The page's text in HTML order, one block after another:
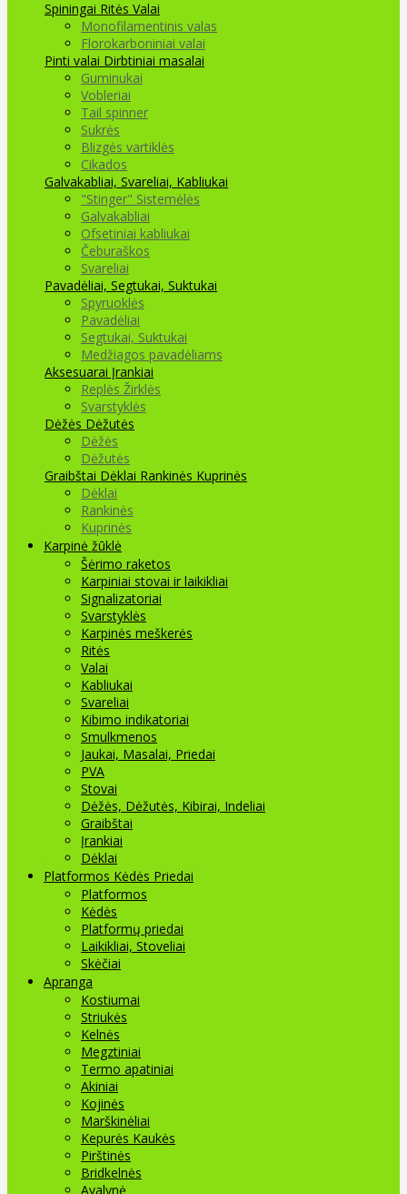
Spiningai Ritės Valai
Monofilamentinis valas
Florokarboniniai valai
Pinti valai Dirbtiniai masalai
Guminukai
Vobleriai
Tail spinner
Sukrės
Blizgės vartiklės
Cikados
Galvakabliai, Svareliai, Kabliukai
"Stinger" Sistemėlės
Galvakabliai
Ofsetiniai kabliukai
Čeburaškos
Svareliai
Pavadėliai, Segtukai, Suktukai
Spyruoklės
Pavadėliai
Segtukai, Suktukai
Medžiagos pavadėliams
Aksesuarai Įrankiai
Replės Žirklės
Svarstyklės
Dėžės Dėžutės
Dėžės
Dėžutės
Graibštai Dėklai Rankinės Kuprinės
Dėklai
Rankinės
Kuprinės
Karpinė žūklė
Šėrimo raketos
Karpiniai stovai ir laikikliai
Signalizatoriai
Svarstyklės
Karpinės meškerės
Ritės
Valai
Kabliukai
Svareliai
Kibimo indikatoriai
Smulkmenos
Jaukai, Masalai, Priedai
PVA
Stovai
Dėžės, Dėžutės, Kibirai, Indeliai
Graibštai
Įrankiai
Dėklai
Platformos Kėdės Priedai
Platformos
Kėdės
Platformų priedai
Laikikliai, Stoveliai
Skėčiai
Apranga
Kostiumai
Striukės
Kelnės
Megztiniai
Termo apatiniai
Akiniai
Kojinės
Marškinėliai
Kepurės Kaukės
Pirštinės
Bridkelnės
Avalynė